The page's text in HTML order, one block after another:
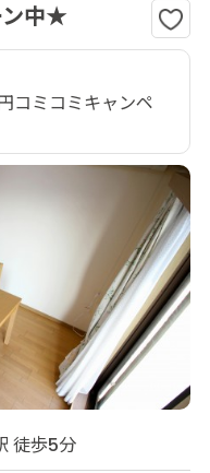
ン中★
ミコミキャンペ
徒歩5分